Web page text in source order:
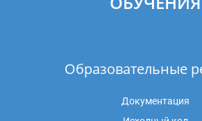
Образовательные
Документация